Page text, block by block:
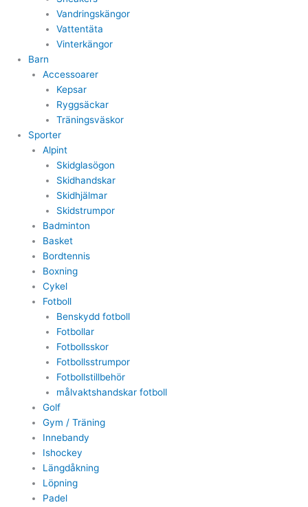
Vandringskängor
Vattentäta
Vinterkängor
Barn
Accessoarer
Kepsar
Ryggsäckar
Träningsväskor
Sporter
Alpint
Skidglasögon
Skidhandskar
Skidhjälmar
Skidstrumpor
Badminton
Basket
Bordtennis
Boxning
Cykel
Fotboll
Benskydd fotboll
Fotbollar
Fotbollsskor
Fotbollsstrumpor
Fotbollstillbehör
målvaktshandskar fotboll
Golf
Gym / Träning
Innebandy
Ishockey
Längdåkning
Löpning
Padel